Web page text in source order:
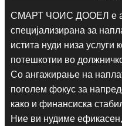
СМАРТ ЧОИС ДООЕЛ е
специјализирана за
истита нуди низа услуги
потешкотии во
Со ангажирање на
поголем фокус за
како и финансиска
Ние ви нудиме